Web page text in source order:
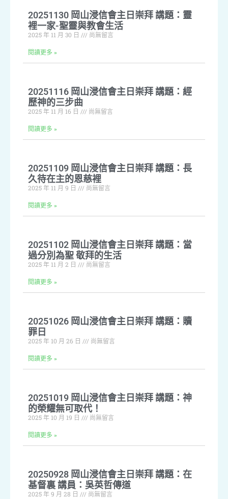
20251130 岡山浸信會主日崇拜 講題：靈
裡一家-聖靈與教會生活
2025 年 11 月 30 日 尚無留言
閱讀更多 »
20251116 岡山浸信會主日崇拜 講題：經
歷神的三步曲
2025 年 11 月 16 日 尚無留言
閱讀更多 »
20251109 岡山浸信會主日崇拜 講題：長
久待在主的恩慈裡
2025 年 11 月 9 日 尚無留言
閱讀更多 »
20251102 岡山浸信會主日崇拜 講題：當
過分別為聖 敬拜的生活
2025 年 11 月 2 日 尚無留言
閱讀更多 »
20251026 岡山浸信會主日崇拜 講題：贖
罪日
2025 年 10 月 26 日 尚無留言
閱讀更多 »
20251019 岡山浸信會主日崇拜 講題：神
的榮耀無可取代！
2025 年 10 月 19 日 尚無留言
閱讀更多 »
20250928 岡山浸信會主日崇拜 講題：在
基督裏 講員：吳英哲傳道
2025 年 9 月 28 日 尚無留言